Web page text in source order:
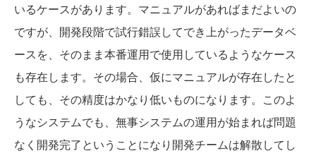
いるケースがあります。マニュアルがあればまだよいの
ですが、開発段階で試行錯誤してでき上がったデータベ
ースを、そのまま本番運用で使用しているようなケース
も存在します。その場合、仮にマニュアルが存在したと
しても、その精度はかなり低いものになります。このよ
うなシステムでも、無事システムの運用が始まれば問題
なく開発完了ということになり開発チームは解散してし